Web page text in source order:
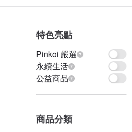
特色亮點
Pinkoi 嚴選
永續生活
公益商品
商品分類